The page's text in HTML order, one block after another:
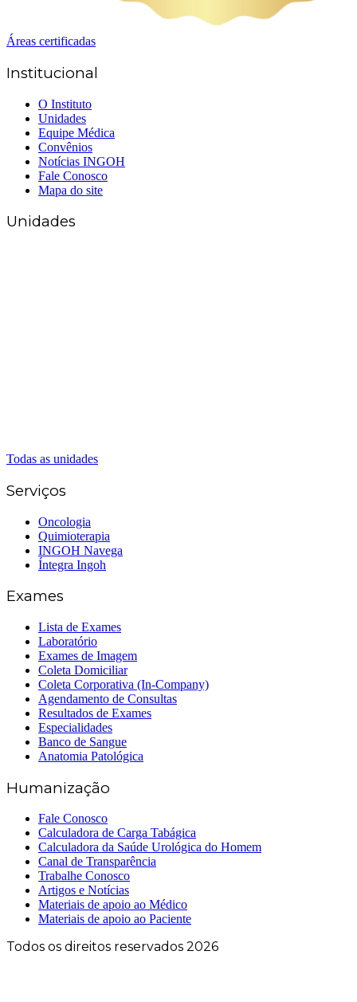
Áreas certificadas
Institucional
O Instituto
Unidades
Equipe Médica
Convênios
Notícias INGOH
Fale Conosco
Mapa do site
Unidades
Todas as unidades
Serviços
Oncologia
Quimioterapia
INGOH Navega
Íntegra Ingoh
Exames
Lista de Exames
Laboratório
Exames de Imagem
Coleta Domiciliar
Coleta Corporativa (In-Company)
Agendamento de Consultas
Resultados de Exames
Especialidades
Banco de Sangue
Anatomia Patológica
Humanização
Fale Conosco
Calculadora de Carga Tabágica
Calculadora da Saúde Urológica do Homem
Canal de Transparência
Trabalhe Conosco
Artigos e Notícias
Materiais de apoio ao Médico
Materiais de apoio ao Paciente
Todos os direitos reservados 2026